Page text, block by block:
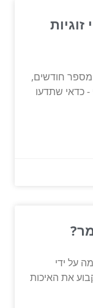
חודשים,
כדאי שתדעו
על ידי
את האיכות